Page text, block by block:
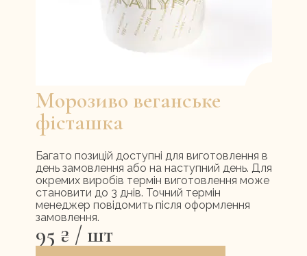
Набори солодощів
Свіжа випічка
Домашнє ліплення
UA RU
Морозиво веганське
фісташка
Багато позицій доступні для виготовлення в
день замовлення або на наступний день. Для
окремих виробів термін виготовлення може
становити до 3 днів. Точний термін
менеджер повідомить після оформлення
замовлення.
95 ₴ / шт